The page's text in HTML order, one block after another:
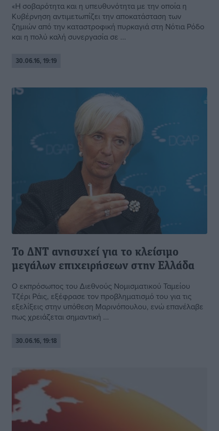
«Η σοβαρότητα και η υπευθυνότητα με την οποία η
Κυβέρνηση αντιμετωπίζει την αποκατάσταση των
ζημιών από την καταστροφική πυρκαγιά στη Νότια Ρόδο
και η πολύ καλή συνεργασία σε ...
30.06.16, 19:19
Το ΔΝΤ ανησυχεί για το κλείσιμο
μεγάλων επιχειρήσεων στην Ελλάδα
Ο εκπρόσωπος του Διεθνούς Νομισματικού Ταμείου
Τζέρι Ράις, εξέφρασε τον προβληματισμό του για τις
εξελίξεις στην υπόθεση Μαρινόπουλου, ενώ επανέλαβε
πως χρειάζεται σημαντική ...
30.06.16, 19:18